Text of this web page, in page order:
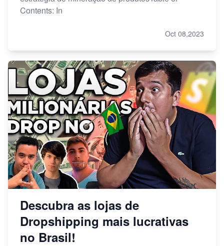
Contents: In
Oct 08,2023
Descubra as lojas de
Dropshipping mais lucrativas
no Brasil!